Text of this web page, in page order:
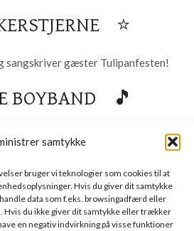
samtykke
bruger vi teknologier som cookies til at
Hvis du giver dit samtykke
data som f.eks. browsingadfærd eller
Hvis du ikke giver dit samtykke eller trækker
en negativ indvirkning på visse funktioner
⭐
sangskriver gæster Tulipanfesten!
BOYBAND 🎵
sidste år! Alle de største
Drengene kan med garanti sparke
gang i festen!
🐊